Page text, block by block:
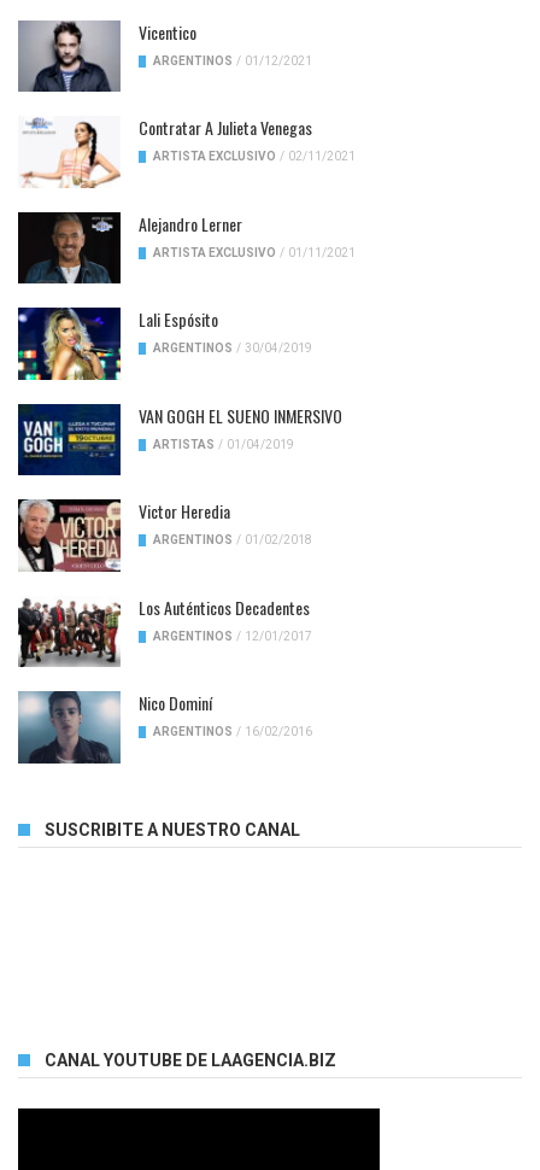
Vicentico
ARGENTINOS / 01/12/2021
Contratar A Julieta Venegas
ARTISTA EXCLUSIVO / 02/11/2021
Alejandro Lerner
ARTISTA EXCLUSIVO / 01/11/2021
Lali Espósito
ARGENTINOS / 30/04/2019
VAN GOGH EL SUENO INMERSIVO
ARTISTAS / 01/04/2019
Victor Heredia
ARGENTINOS / 01/02/2018
Los Auténticos Decadentes
ARGENTINOS / 12/01/2017
Nico Dominí
ARGENTINOS / 16/02/2016
SUSCRIBITE A NUESTRO CANAL
CANAL YOUTUBE DE LAAGENCIA.BIZ